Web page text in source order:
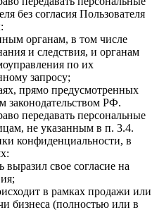
без согласия Пользователя
органам, в том числе
и следствия, и органам
по их
запросу;
прямо предусмотренных
законодательством РФ.
передавать персональные
не указанным в п. 3.4.
конфиденциальности, в
выразил свое согласие на
в рамках продажи или
бизнеса (полностью или в